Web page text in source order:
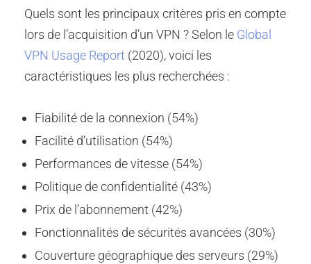
Quels sont les principaux critères pris en compte
lors de l’acquisition d’un VPN ? Selon le Global
VPN Usage Report (2020), voici les
caractéristiques les plus recherchées :
Fiabilité de la connexion (54%)
Facilité d’utilisation (54%)
Performances de vitesse (54%)
Politique de confidentialité (43%)
Prix de l’abonnement (42%)
Fonctionnalités de sécurités avancées (30%)
Couverture géographique des serveurs (29%)